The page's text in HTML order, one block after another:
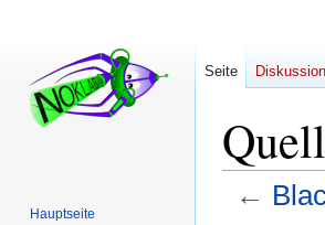
←
Seite Diskussion
Hauptseite